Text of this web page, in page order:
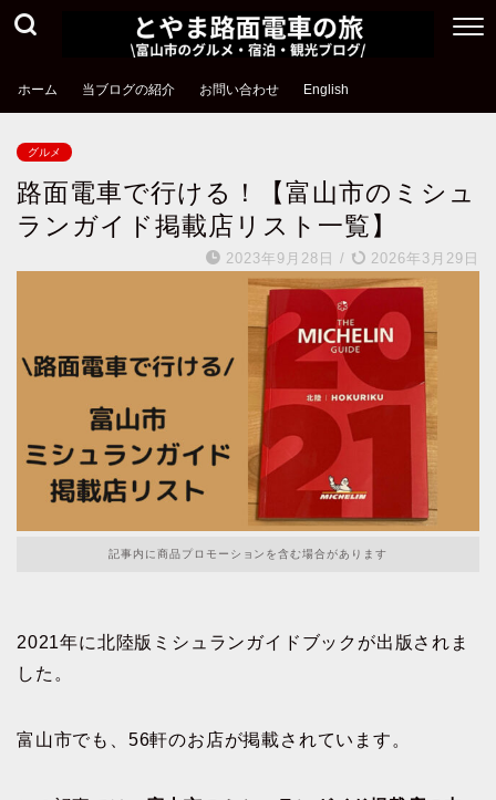
ホーム 当ブログの紹介 お問い合わせ English
グルメ
路面電車で行ける！【富山市のミシュ
ランガイド掲載店リスト一覧】
2023年9月28日 / 2026年3月29日
記事内に商品プロモーションを含む場合があります
2021年に北陸版ミシュランガイドブックが出版されま
した。
富山市でも、56軒のお店が掲載されています。